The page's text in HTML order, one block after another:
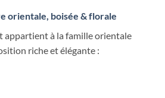
orientale, boisée & florale
appartient à la famille orientale
riche et élégante :